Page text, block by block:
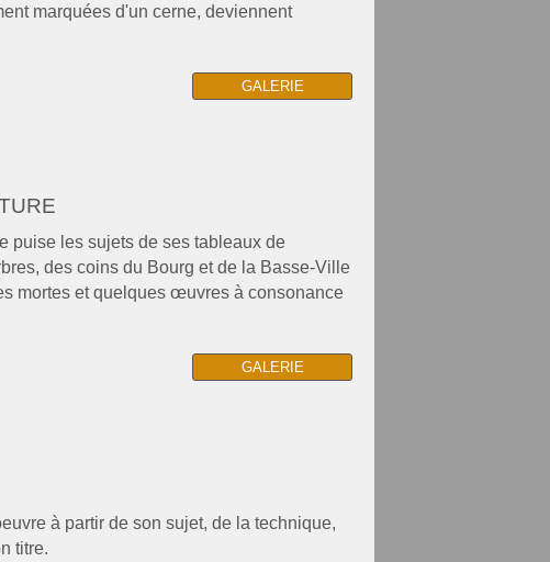
marquées d'un cerne, deviennent
GALERIE
puise les sujets de ses tableaux de
des coins du Bourg et de la Basse-Ville
mortes et quelques œuvres à consonance
GALERIE
à partir de son sujet, de la technique,
titre.